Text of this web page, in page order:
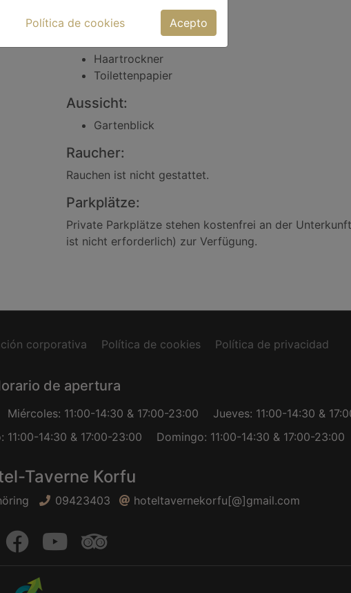
Badewanne oder Dusche
Haartrockner
Toilettenpapier
Aussicht:
Gartenblick
Raucher:
Rauchen ist nicht gestattet.
Parkplätze:
Private Parkplätze stehen kostenfrei an der
ist nicht erforderlich) zur Verfügung.
corporativa Política de cookies Política de privacidad
de apertura
Miércoles: 11:00-14:30 & 17:00-23:00
Jueves: 11:00-14:30 &
11:00-14:30 & 17:00-23:00 Domingo: 11:00-14:30 & 17:00-23:00
Taverne Korfu
09423403 hoteltavernekorfu[@]gmail.com
facebook
Youtubetrip advisor
Política de cookies Acepto